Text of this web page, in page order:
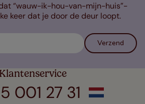
“wauw-ik-hou-van-mijn-huis”-
keer dat je door de deur loopt.
Verzend
Klantenservice
001 27 31